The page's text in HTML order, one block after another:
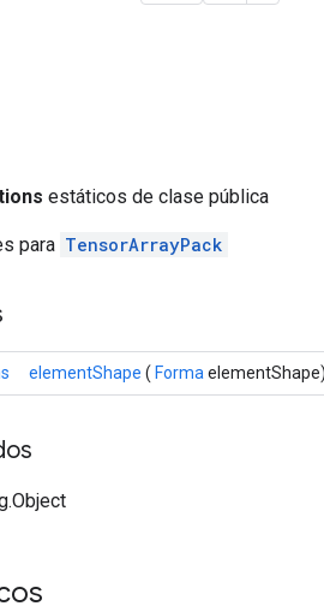
estáticos de clase pública
para TensorArrayPack
elementShape ( Forma